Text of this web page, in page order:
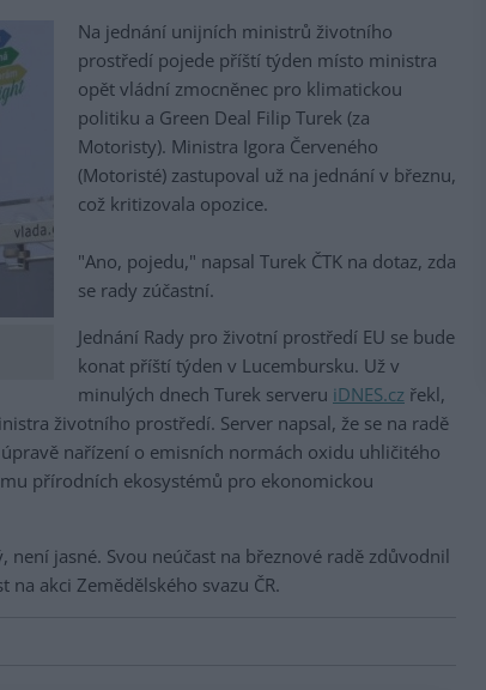
Na jednání unijních ministrů životního
prostředí pojede příští týden místo ministra
opět vládní zmocněnec pro klimatickou
politiku a Green Deal Filip Turek (za
Motoristy). Ministra Igora Červeného
(Motoristé) zastupoval už na jednání v březnu,
což kritizovala opozice.
"Ano, pojedu," napsal Turek ČTK na dotaz, zda
se rady zúčastní.
Jednání Rady pro životní prostředí EU se bude
konat příští týden v Lucembursku. Už v
minulých dnech Turek serveru iDNES.cz řekl,
životního prostředí. Server napsal, že se na radě
nařízení o emisních normách oxidu uhličitého
přírodních ekosystémů pro ekonomickou
jasné. Svou neúčast na březnové radě zdůvodnil
akci Zemědělského svazu ČR.